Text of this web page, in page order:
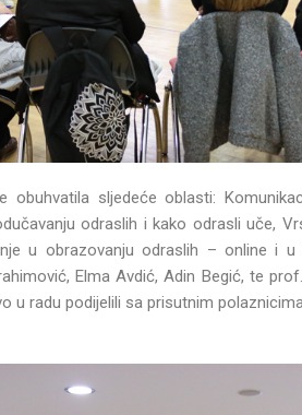
obuhvatila sljedeće oblasti:
odraslih i kako odrasli uče,
u obrazovanju odraslih – online i
Elma Avdić, Adin Begić, te
u radu podijelili sa prisutnim